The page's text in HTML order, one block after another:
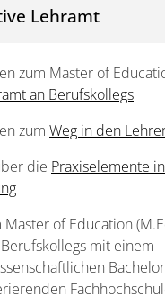
Lehramt
zum Master of
an Berufskollegs
zum Weg in den
die Praxiselemente
Master of Education
mit einem